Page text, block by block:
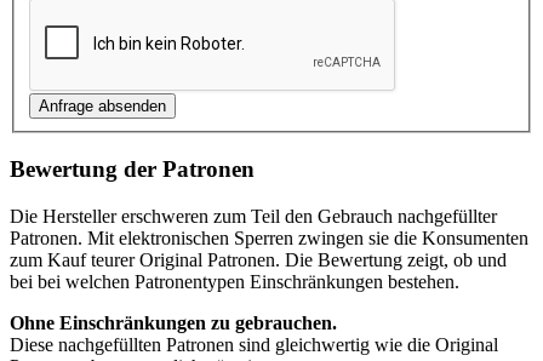
Bewertung der Patronen
Die Hersteller erschweren zum Teil den Gebrauch nachgefüllter
Patronen. Mit elektronischen Sperren zwingen sie die Konsumenten
zum Kauf teurer Original Patronen. Die Bewertung zeigt, ob und
bei bei welchen Patronentypen Einschränkungen bestehen.
Ohne Einschränkungen zu gebrauchen.
Diese nachgefüllten Patronen sind gleichwertig wie die Original